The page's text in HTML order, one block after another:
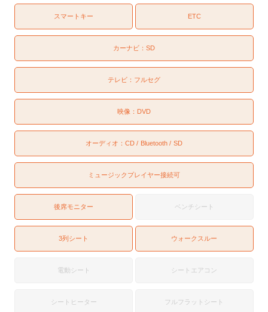
スマートキー ETC
カーナビ： SD
テレビ： フルセグ
映像： DVD
オーディオ： CD Bluetooth SD
ミュージックプレイヤー接続可
後席モニター ベンチシート
3列シート ウォークスルー
電動シート シートエアコン
シートヒーター フルフラットシート